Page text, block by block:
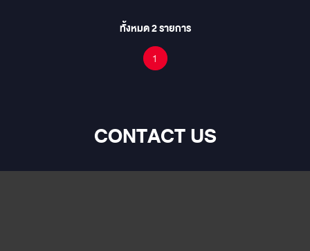
Bluetooth Steaming with Mobile Phone * Remote Monitor * Digital
Spotify / Google Play รับชม Content Online ได้ลื่นไหลไม่สะดุด
ทั้งหมด2รายการ
1
CONTACT US